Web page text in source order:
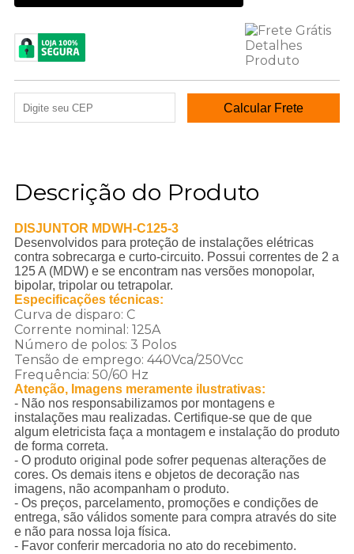
Descrição do Produto
DISJUNTOR MDWH-C125-3
Desenvolvidos para proteção de instalações elétricas
contra sobrecarga e curto-circuito. Possui correntes de 2 a
125 A (MDW) e se encontram nas versões monopolar,
bipolar, tripolar ou tetrapolar.
Especificações técnicas:
Curva de disparo: C
Corrente nominal: 125A
Número de polos: 3 Polos
Tensão de emprego: 440Vca/250Vcc
Frequência: 50/60 Hz
Atenção, Imagens meramente ilustrativas:
- Não nos responsabilizamos por montagens e
instalações mau realizadas. Certifique-se que de que
algum eletricista faça a montagem e instalação do produto
de forma correta.
- O produto original pode sofrer pequenas alterações de
cores. Os demais itens e objetos de decoração nas
imagens, não acompanham o produto.
- Os preços, parcelamento, promoções e condições de
entrega, são válidos somente para compra através do site
e não para nossa loja física.
- Favor conferir mercadoria no ato do recebimento.